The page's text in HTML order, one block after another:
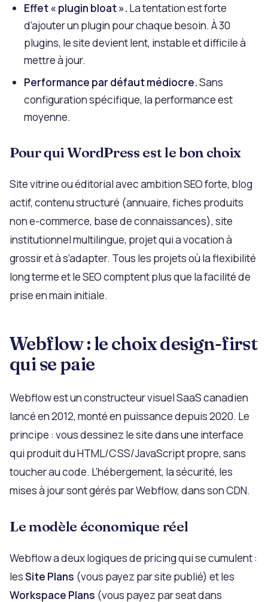
Effet « plugin bloat ». La tentation est forte
d’ajouter un plugin pour chaque besoin. À 30
plugins, le site devient lent, instable et difficile à
mettre à jour.
Performance par défaut médiocre.Sans
configuration spécifique, la performance est
moyenne.
Pour qui WordPress est le bon choix
Site vitrine ou éditorial avec ambition SEO forte, blog
actif, contenu structuré (annuaire, fiches produits
non e-commerce, base de connaissances), site
institutionnel multilingue, projet qui a vocation à
grossir et à s’adapter. Tous les projets où la flexibilité
long terme et le SEO comptent plus que la facilité de
prise en main initiale.
Webflow : le choix design-first
qui se paie
Webflow est un constructeur visuel SaaS canadien
lancé en 2012, monté en puissance depuis 2020. Le
principe : vous dessinez le site dans une interface
qui produit du HTML/CSS/JavaScript propre, sans
toucher au code. L’hébergement, la sécurité, les
mises à jour sont gérés par Webflow, dans son CDN.
Le modèle économique réel
Webflow a deux logiques de pricing qui se cumulent :
lesSite Plans (vous payez par site publié) et les
Workspace Plans (vous payez par seat dans